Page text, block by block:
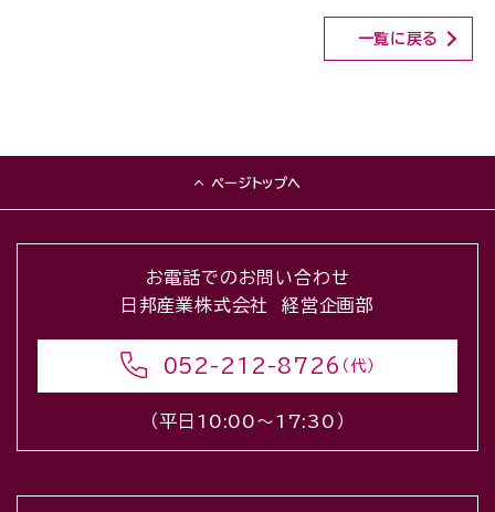
一覧に戻る
ページトップへ
お電話でのお問い合わせ
日邦産業株式会社 経営企画部
052-212-8726 （代）
（平日10:00〜17:30）